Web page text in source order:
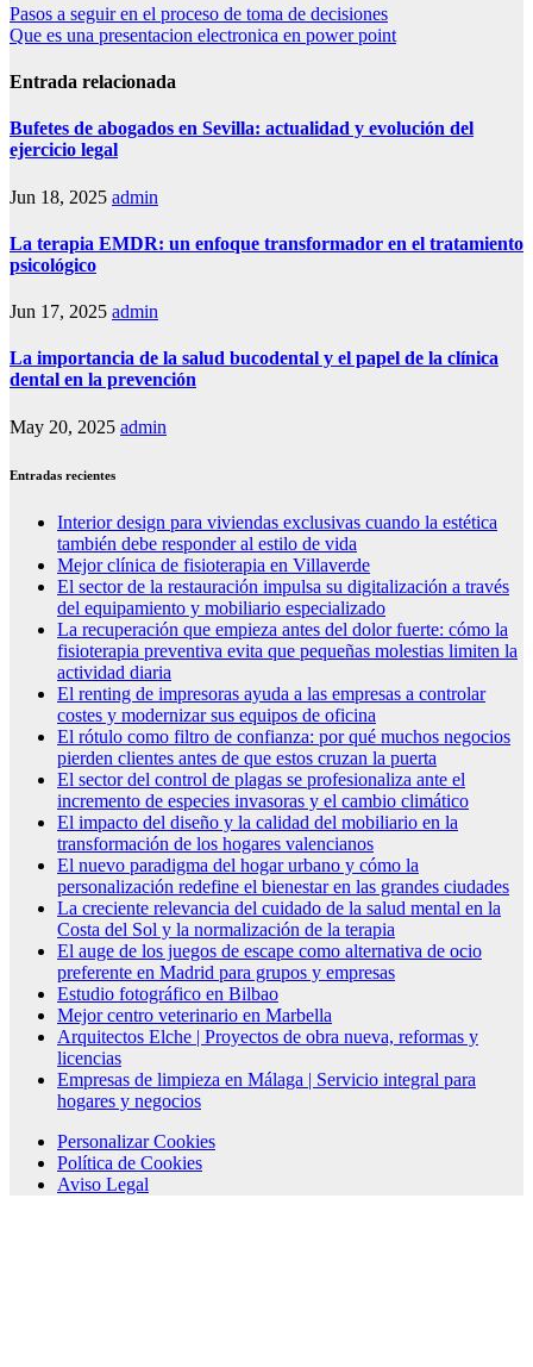
Navegación
de
entradas
Pasos a seguir en el proceso de toma de decisiones
Que es una presentacion electronica en power point
Entrada relacionada
Bufetes de abogados en Sevilla: actualidad y evolución del
ejercicio legal
Jun 18, 2025 admin
La terapia EMDR: un enfoque transformador en el tratamiento
psicológico
Jun 17, 2025 admin
La importancia de la salud bucodental y el papel de la clínica
dental en la prevención
May 20, 2025 admin
Entradas recientes
Interior design para viviendas exclusivas cuando la estética
también debe responder al estilo de vida
Mejor clínica de fisioterapia en Villaverde
El sector de la restauración impulsa su digitalización a través
del equipamiento y mobiliario especializado
La recuperación que empieza antes del dolor fuerte: cómo la
fisioterapia preventiva evita que pequeñas molestias limiten la
actividad diaria
El renting de impresoras ayuda a las empresas a controlar
costes y modernizar sus equipos de oficina
El rótulo como filtro de confianza: por qué muchos negocios
pierden clientes antes de que estos cruzan la puerta
El sector del control de plagas se profesionaliza ante el
incremento de especies invasoras y el cambio climático
El impacto del diseño y la calidad del mobiliario en la
transformación de los hogares valencianos
El nuevo paradigma del hogar urbano y cómo la
personalización redefine el bienestar en las grandes ciudades
La creciente relevancia del cuidado de la salud mental en la
Costa del Sol y la normalización de la terapia
El auge de los juegos de escape como alternativa de ocio
preferente en Madrid para grupos y empresas
Estudio fotográfico en Bilbao
Mejor centro veterinario en Marbella
Arquitectos Elche | Proyectos de obra nueva, reformas y
licencias
Empresas de limpieza en Málaga | Servicio integral para
hogares y negocios
Personalizar Cookies
Política de Cookies
Aviso Legal